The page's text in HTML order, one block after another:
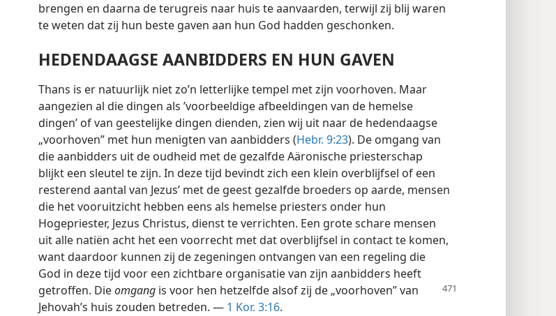
brengen en daarna de terugreis naar huis te aanvaarden, terwijl zij blij waren
te weten dat zij hun beste gaven aan hun God hadden geschonken.
HEDENDAAGSE AANBIDDERS EN HUN GAVEN
Thans is er natuurlijk niet zo’n letterlijke tempel met zijn voorhoven. Maar
aangezien al die dingen als ’voorbeeldige afbeeldingen van de hemelse
dingen’ of van geestelijke dingen dienden, zien wij uit naar de hedendaagse
„voorhoven” met hun menigten van aanbidders (Hebr. 9:23). De omgang van
die aanbidders uit de oudheid met de gezalfde Aäronische priesterschap
blijkt een sleutel te zijn. In deze tijd bevindt zich een klein overblijfsel of een
resterend aantal van Jezus’ met de geest gezalfde broeders op aarde, mensen
die het vooruitzicht hebben eens als hemelse priesters onder hun
Hogepriester, Jezus Christus, dienst te verrichten. Een grote schare mensen
uit alle natiën acht het een voorrecht met dat overblijfsel in contact te komen,
want daardoor kunnen zij de zegeningen ontvangen van een regeling die
God in deze tijd voor een zichtbare organisatie van zijn aanbidders heeft
getroffen. Dieomgang is voor hen hetzelfdealsof zij de „voorhoven” van
Jehovah’s huis zouden betreden. — 1 Kor. 3:16.